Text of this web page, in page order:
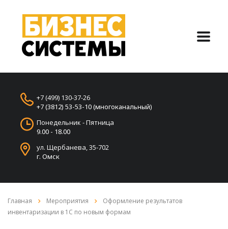
+7 (499) 130-37-26
+7 (3812) 53-53-10 (многоканальный)
Понедельник - Пятница
9.00 - 18.00
ул. Щербанева, 35-702
г. Омск
Главная Мероприятия
Оформление результатов
инвентаризации в 1С по новым формам